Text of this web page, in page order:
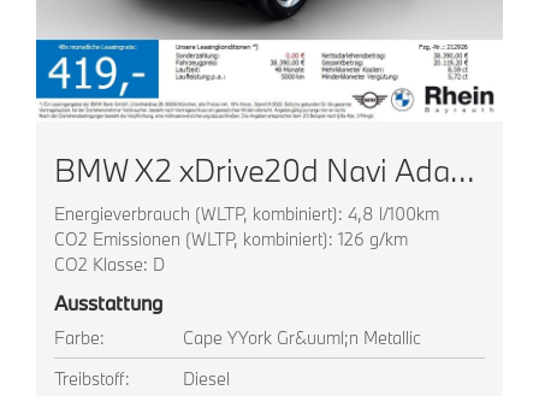
BMW X2 xDrive20d Navi AdapLED ACC HUD Park+ Komfortz
Energieverbrauch (WLTP, kombiniert): 4,8 l/100km
CO2 Emissionen (WLTP, kombiniert): 126 g/km
CO2 Klasse: D
Ausstattung
Farbe:
Cape YYork Gr&uuml;n Metallic
Treibstoff:
Diesel